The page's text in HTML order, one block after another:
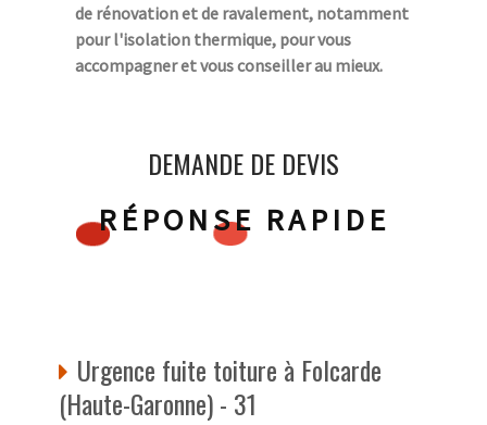
de rénovation et de ravalement, notamment
pour l'isolation thermique, pour vous
accompagner et vous conseiller au mieux.
DEMANDE DE DEVIS
RÉPONSE RAPIDE
Urgence fuite toiture à Folcarde
(Haute-Garonne) - 31